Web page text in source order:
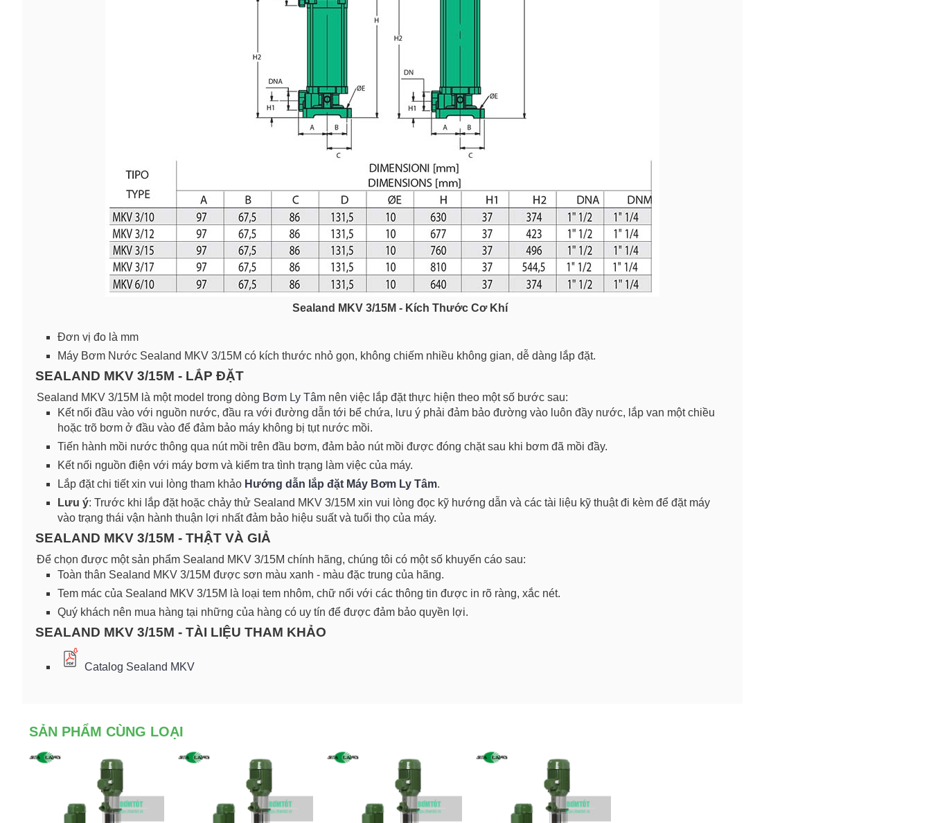
Sealand MKV 3/15M - Kích Thước Cơ Khí
Đơn vị đo là mm
Máy Bơm Nước Sealand MKV 3/15M có kích thước nhỏ gọn, không chiếm nhiều không gian, dễ dàng lắp đặt.
SEALAND MKV 3/15M - LẮP ĐẶT
Sealand MKV 3/15M là một model trong dòng Bơm Ly Tâm nên việc lắp đặt thực hiện theo một số bước sau:
Kết nối đầu vào với nguồn nước, đầu ra với đường dẫn tới bể chứa, lưu ý phải đảm bảo đường vào luôn đầy nước, lắp van một chiều
hoặc trõ bơm ở đầu vào để đảm bảo máy không bị tụt nước mồi.
Tiến hành mồi nước thông qua nút mồi trên đầu bơm, đảm bảo nút mồi được đóng chặt sau khi bơm đã mồi đầy.
Kết nối nguồn điện với máy bơm và kiểm tra tình trạng làm việc của máy.
Lắp đặt chi tiết xin vui lòng tham khảo Hướng dẫn lắp đặt Máy Bơm Ly Tâm.
Lưu ý: Trước khi lắp đặt hoặc chảy thử Sealand MKV 3/15M xin vui lòng đọc kỹ hướng dẫn và các tài liệu kỹ thuật đi kèm để đặt máy
vào trạng thái vận hành thuận lợi nhất đảm bảo hiệu suất và tuổi thọ của máy.
SEALAND MKV 3/15M - THẬT VÀ GIẢ
Để chọn được một sản phẩm Sealand MKV 3/15M chính hãng, chúng tôi có một số khuyến cáo sau:
Toàn thân Sealand MKV 3/15M được sơn màu xanh - màu đặc trung của hãng.
Tem mác của Sealand MKV 3/15M là loại tem nhôm, chữ nổi với các thông tin được in rõ ràng, xắc nét.
Quý khách nên mua hàng tại những của hàng có uy tín để được đảm bảo quyền lợi.
SEALAND MKV 3/15M - TÀI LIỆU THAM KHẢO
Catalog Sealand MKV
SẢN PHẨM CÙNG LOẠI